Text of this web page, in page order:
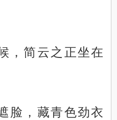
，简云之正坐在
脸，藏青色劲衣